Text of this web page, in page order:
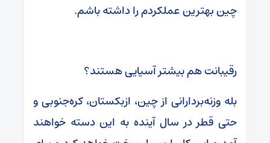
چین بهترین عملکردم را داشته باشم.
رقیبانت هم بیشتر آسیایی هستند؟
بله وزنه‌بردارانی از چین، ازبکستان، کره‌جنوبی و
حتی قطر در سال آینده به این دسته خواهند